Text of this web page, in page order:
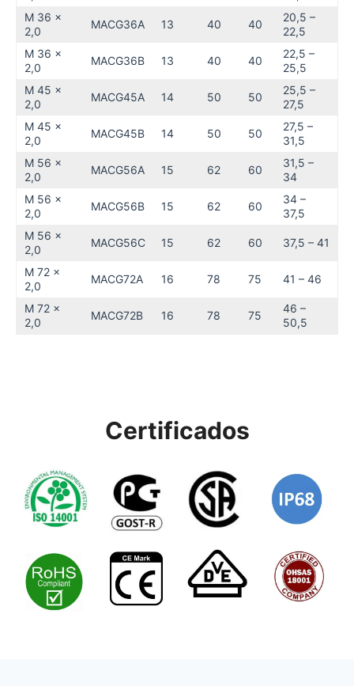
M 36 x
2,0
MACG36A 13 40 40
20,5 –
22,5
M 36 x
2,0
MACG36B 13 40 40
22,5 –
25,5
M 45 x
2,0
MACG45A 14 50 50
25,5 –
27,5
M 45 x
2,0
MACG45B 14 50 50
27,5 –
31,5
M 56 x
2,0
MACG56A 15 62 60
31,5 –
34
M 56 x
2,0
MACG56B 15 62 60
34 –
37,5
M 56 x
2,0
MACG56C 15 62 60 37,5 – 41
M 72 x
2,0
MACG72A 16 78 75 41 – 46
M 72 x
2,0
MACG72B 16 78 75
46 –
50,5
Certificados